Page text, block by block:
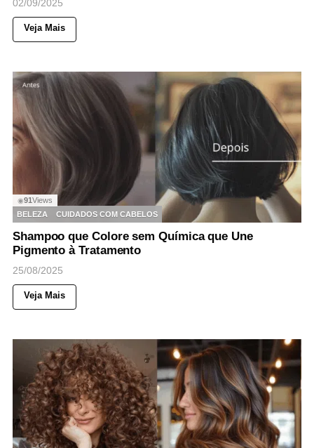
02/09/2025
Veja Mais
◉91Views
BELEZA
CUIDADOS COM CABELOS
Shampoo que Colore sem Química que Une
Pigmento à Tratamento
25/08/2025
Veja Mais